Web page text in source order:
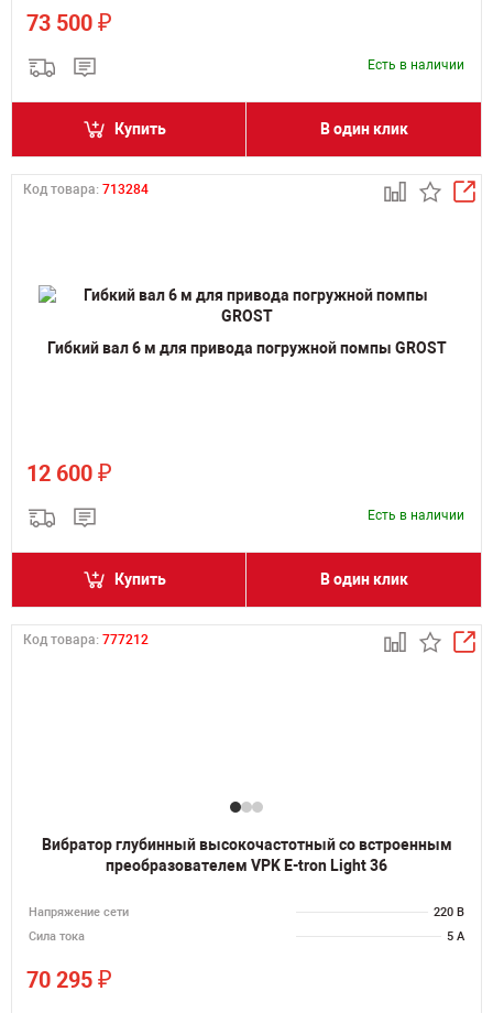
73 500 ₽
Есть в наличии
Купить В один клик
Код товара: 713284
Гибкий вал 6 м для привода погружной помпы GROST
12 600 ₽
Есть в наличии
Купить В один клик
Код товара: 777212
Вибратор глубинный высокочастотный со встроенным
преобразователем VPK E-tron Light 36
Напряжение сети
220 В
Сила тока
5 А
70 295 ₽